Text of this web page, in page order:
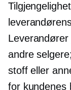
andre
stoff eller
for kundenes